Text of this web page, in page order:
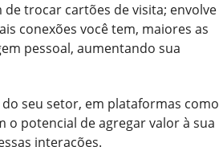
trocar cartões de visita; envolve
conexões você tem, maiores as
pessoal, aumentando sua
seu setor, em plataformas como
o potencial de agregar valor à sua
interações.